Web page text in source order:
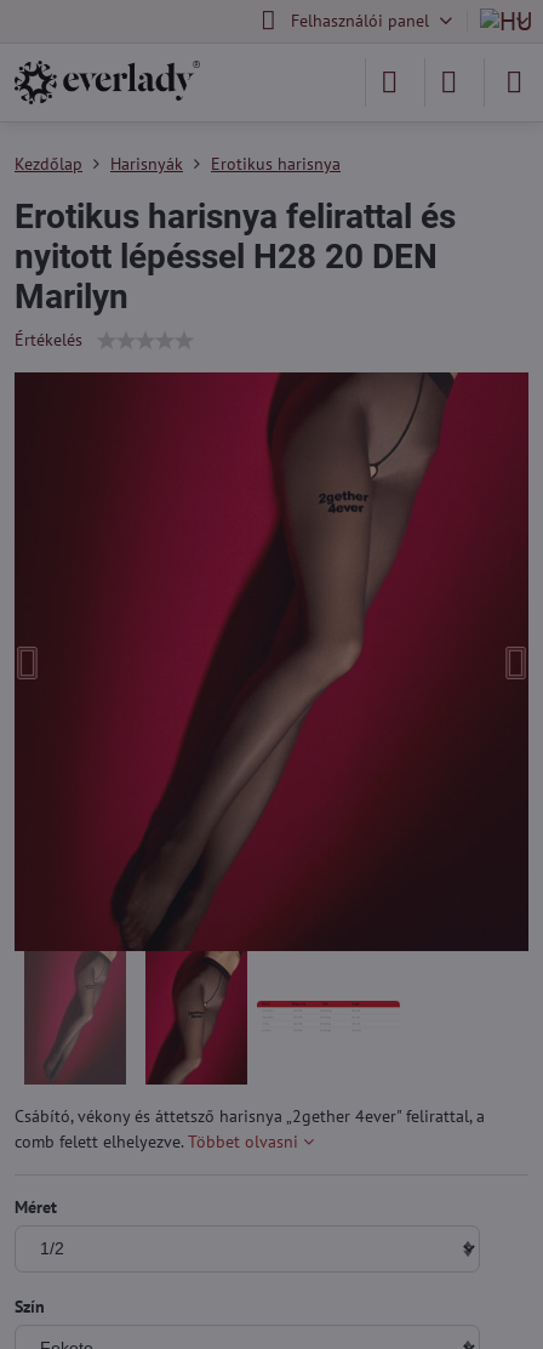
Felhasználói panel
Kezdőlap Harisnyák Erotikus harisnya
Erotikus harisnya felirattal és
nyitott lépéssel H28 20 DEN
Marilyn
Értékelés
Csábító, vékony és áttetsző harisnya „2gether 4ever" felirattal, a
comb felett elhelyezve. Többet olvasni
Méret
Szín